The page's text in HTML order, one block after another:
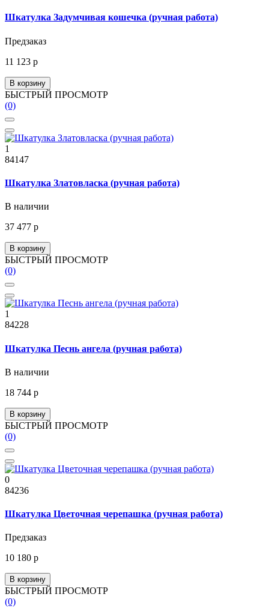
Шкатулка Задумчивая кошечка (ручная работа)
Предзаказ
11 123 р
В корзину
БЫСТРЫЙ ПРОСМОТР
(0)
1
84147
Шкатулка Златовласка (ручная работа)
В наличии
37 477 р
В корзину
БЫСТРЫЙ ПРОСМОТР
(0)
1
84228
Шкатулка Песнь ангела (ручная работа)
В наличии
18 744 р
В корзину
БЫСТРЫЙ ПРОСМОТР
(0)
0
84236
Шкатулка Цветочная черепашка (ручная работа)
Предзаказ
10 180 р
В корзину
БЫСТРЫЙ ПРОСМОТР
(0)